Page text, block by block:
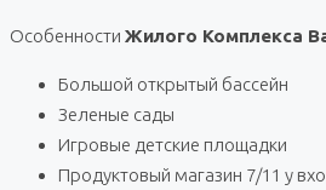
Особенности Жилого Комплекса
Большой открытый бассейн
Зеленые сады
Игровые детские площадки
Продуктовый магазин 7/11 у